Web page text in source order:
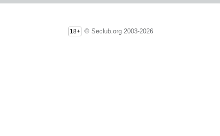
18+ © Seclub.org 2003-2026